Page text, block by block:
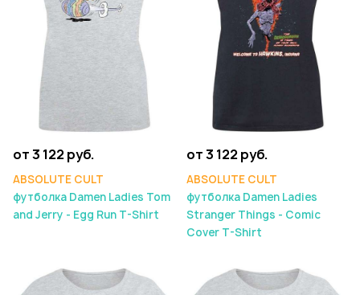
от 3 122 руб.
ABSOLUTE CULT
футболка Damen Ladies Tom
and Jerry - Egg Run T-Shirt
от 3 122 руб.
ABSOLUTE CULT
футболка Damen Ladies
Stranger Things - Comic
Cover T-Shirt